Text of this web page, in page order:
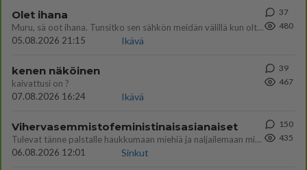
Olet ihana
Muru, sä oot ihana. Tunsitko sen sähkön meidän välillä kun oltiin ihan låhekkäin? 👩‍❤️‍👩❤️😼😘
05.08.2026 21:15
Ikävä
37
480
kenen näköinen
kaivattusi on ?
07.08.2026 16:24
Ikävä
39
467
Vihervasemmistofeministinaisasianaiset
Tulevat tänne palstalle haukkumaan miehiä ja naljailemaan miehelle, kehuvat olevansa heitä parempia. Itse asuvat MIEHE
06.08.2026 12:01
Sinkut
150
435